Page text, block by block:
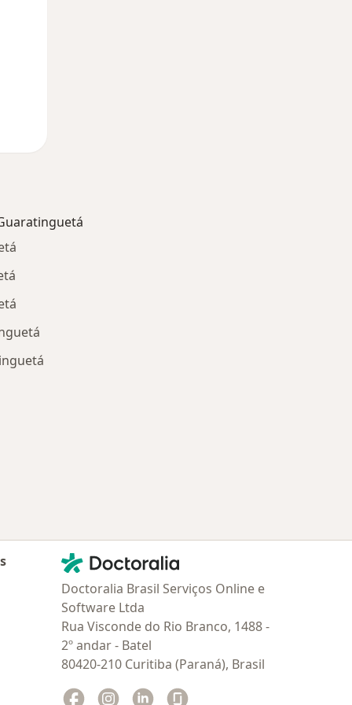
Contato
Doctoralia - Homepage
Doctoralia Brasil Serviços Online e
Software Ltda
Rua Visconde do Rio Branco, 1488 -
2º andar - Batel
80420-210 Curitiba (Paraná), Brasil
Facebook
abre num novo separador
Instagram
abre num novo separador
Linkedin
abre num novo separador